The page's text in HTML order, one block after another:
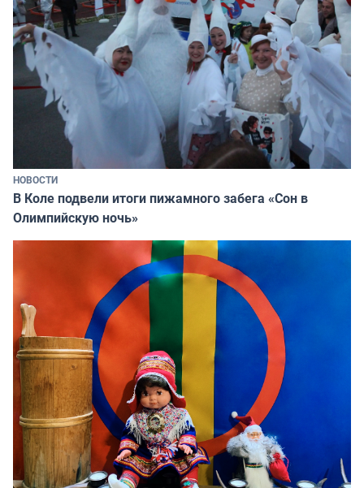
НОВОСТИ
В Коле подвели итоги пижамного забега «Сон в
Олимпийскую ночь»